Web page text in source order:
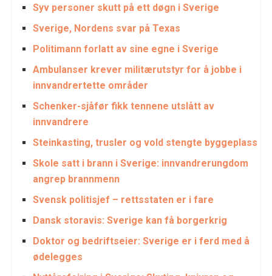
Syv personer skutt på ett døgn i Sverige
Sverige, Nordens svar på Texas
Politimann forlatt av sine egne i Sverige
Ambulanser krever militærutstyr for å jobbe i
innvandrertette områder
Schenker-sjåfør fikk tennene utslått av
innvandrere
Steinkasting, trusler og vold stengte byggeplass
Skole satt i brann i Sverige: innvandrerungdom
angrep brannmenn
Svensk politisjef – rettsstaten er i fare
Dansk storavis: Sverige kan få borgerkrig
Doktor og bedriftseier: Sverige er i ferd med å
ødelegges